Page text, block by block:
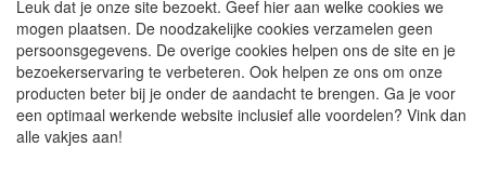
Leuk dat je onze site bezoekt. Geef hier aan welke cookies we
mogen plaatsen. De noodzakelijke cookies verzamelen geen
persoonsgegevens. De overige cookies helpen ons de site en je
bezoekerservaring te verbeteren. Ook helpen ze ons om onze
producten beter bij je onder de aandacht te brengen. Ga je voor
een optimaal werkende website inclusief alle voordelen? Vink dan
alle vakjes aan!